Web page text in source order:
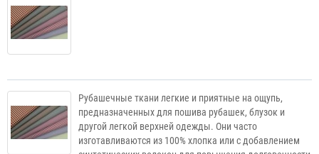
Рубашечные ткани легкие и приятные на ощупь,
предназначенных для пошива рубашек, блузок и
другой легкой верхней одежды. Они часто
изготавливаются из 100% хлопка или с добавлением